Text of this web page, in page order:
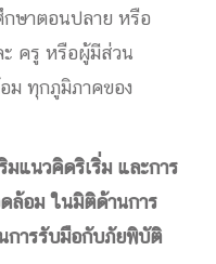
ษาตอนปลาย หรือ
ครู หรือผู้มีส่วน
ม ทุกภูมิภาคของ
มแนวคิดริเริ่ม และการ
ล้อม ในมิติด้านการ
การรับมือกับภัยพิบัติ